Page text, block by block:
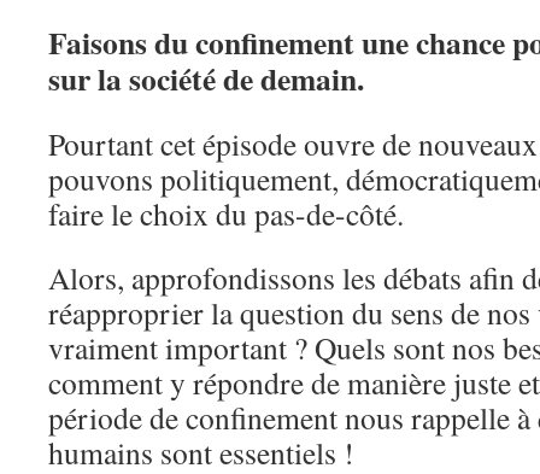
Faisons du confinement une chance
sur la société de demain.
Pourtant cet épisode ouvre de
pouvons politiquement,
faire le choix du pas-de-côté.
Alors, approfondissons les débats afin
réapproprier la question du sens de nos
vraiment important ? Quels sont nos
comment y répondre de manière juste
période de confinement nous rappelle
humains sont essentiels !